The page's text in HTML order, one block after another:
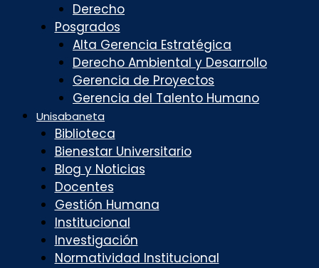
Derecho
Posgrados
Alta Gerencia Estratégica
Derecho Ambiental y Desarrollo
Gerencia de Proyectos
Gerencia del Talento Humano
Unisabaneta
Biblioteca
Bienestar Universitario
Blog y Noticias
Docentes
Gestión Humana
Institucional
Investigación
Normatividad Institucional